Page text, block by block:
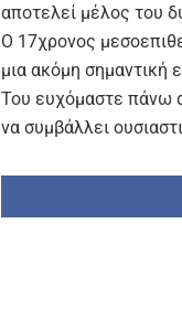
αποτελεί μέλος του
Ο 17χρονος
μια ακόμη σημαντική
Του ευχόμαστε πάνω
να συμβάλλει